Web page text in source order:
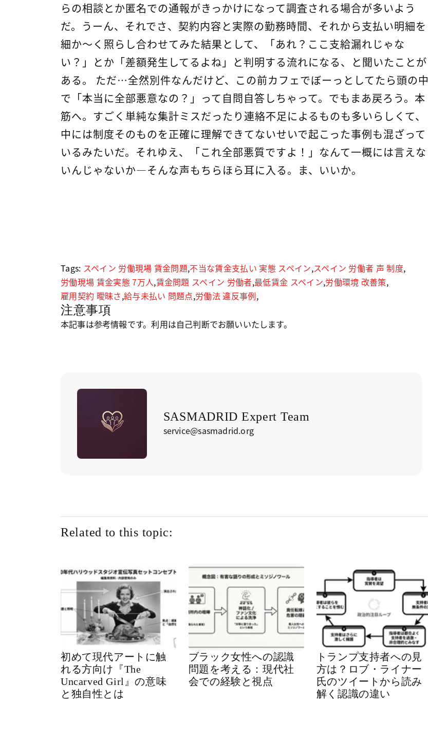
らの相談とか匿名での通報がきっかけになって調査される場合が多いよう
だ。うーん、それでさ、契約内容と実際の勤務時間、それから支払い明細を
細か～く照らし合わせてみた結果として、「あれ？ここ支給漏れじゃな
い？」とか「差額発生してるよね」と判明する流れになる、と聞いたことが
ある。 ただ…全然別件なんだけど、この前カフェでぼーっとしてたら頭の中
で「本当に全部悪意なの？」って自問自答しちゃって。でもまあ戻ろう。本
筋へ。すごく単純な集計ミスだったり連絡不足によるものも多いらしくて、
中には制度そのものを正確に理解できてないせいで起こった事例も混ざって
いるみたいだ。それゆえ、「これ全部悪質ですよ！」なんて一概には言えな
いんじゃないか―そんな声もちらほら耳に入る。ま、いいか。
Tags: スペイン 労働現場 賃金問題,不当な賃金支払い 実態 スペイン,スペイン 労働者 声 制度,
労働現場 賃金実態 7万人,賃金問題 スペイン 労働者,最低賃金 スペイン,労働環境 改善策,
雇用契約 曖昧さ,給与未払い 問題点,労働法 違反事例,
注意事項
本記事は参考情報です。利用は自己判断でお願いいたします。
SASMADRID Expert Team
service@sasmadrid.org
Related to this topic:
初めて現代アートに触
れる方向け『The
Uncarved Girl』の意味
と独自性とは
ブラック女性への認識
問題を考える：現代社
会での経験と視点
トランプ支持者への見
方は？ロブ・ライナー
氏のツイートから読み
解く認識の違い